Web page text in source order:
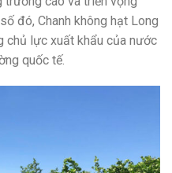
đó, Chanh không hạt Long
chủ lực xuất khẩu của nước
quốc tế.